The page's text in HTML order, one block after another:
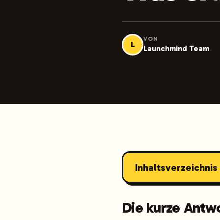
L
VON
Launchmind Team
Inhaltsverzeichnis
Die kurze